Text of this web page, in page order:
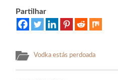
Partilhar
Vodka estás perdoada